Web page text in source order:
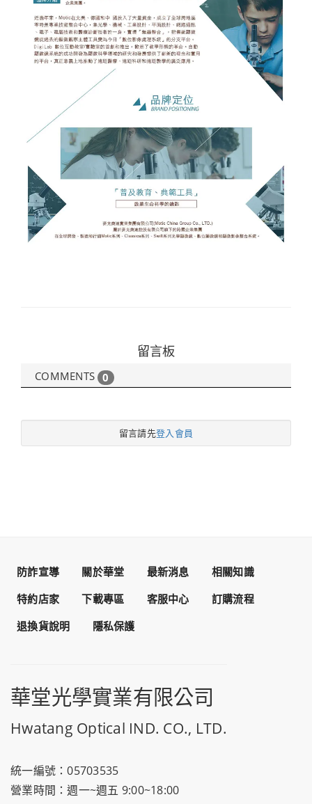
留言板
COMMENTS 0
留言請先登入會員
防詐宣導 關於華堂 最新消息
相關知識
特約店家
下載專區 客服中心
訂購流程
退換貨說明
隱私保護
華堂光學實業有限公司
Hwatang Optical IND. CO., LTD.
統一編號：05703535
營業時間：週一~週五 9:00~18:00